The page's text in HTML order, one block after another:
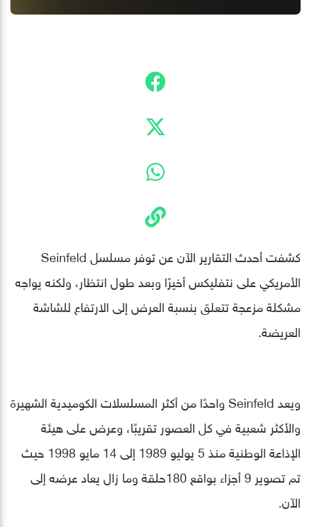
كشفت أحدث التقارير الآن عن توفر مسلسل Seinfeld
الأمريكي على نتفليكس أخيرًا وبعد طول انتظار، ولكنه يواجه
مشكلة مزعجة تتعلق بنسبة العرض إلى الارتفاع للشاشة
العريضة.
ويعد Seinfeld واحدًا من أكثر المسلسلات الكوميدية الشهيرة
والأكثر شعبية في كل العصور تقريبًا، وعرض على هيئة
الإذاعة الوطنية منذ 5 يوليو 1989 إلى 14 مايو 1998 حيث
تم تصوير 9 أجزاء بواقع 180حلقة وما زال يعاد عرضه إلى
الآن.